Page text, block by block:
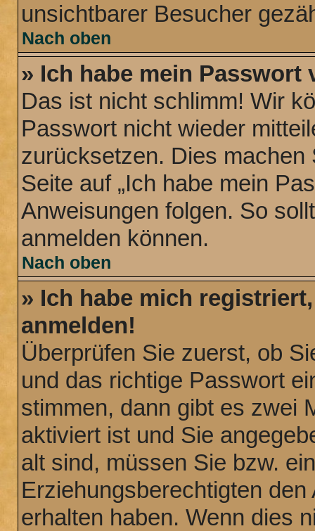
unsichtbarer Besucher
Nach oben
» Ich habe mein Passwort
Das ist nicht schlimm! Wir
Passwort nicht wieder
zurücksetzen. Dies machen
Seite auf „Ich habe mein
Anweisungen folgen. So
anmelden können.
Nach oben
» Ich habe mich
anmelden!
Überprüfen Sie zuerst, ob
und das richtige Passwort
stimmen, dann gibt es zwei
aktiviert ist und Sie
alt sind, müssen Sie bzw.
Erziehungsberechtigten
erhalten haben. Wenn dies